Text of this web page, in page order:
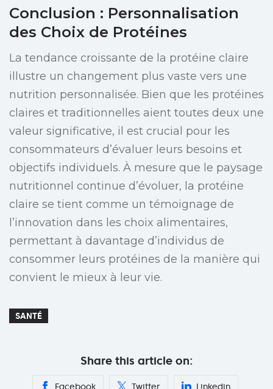
Conclusion : Personnalisation
des Choix de Protéines
La tendance croissante de la protéine claire
illustre un changement plus vaste vers une
nutrition personnalisée. Bien que les protéines
claires et traditionnelles aient toutes deux une
valeur significative, il est crucial pour les
consommateurs d’évaluer leurs besoins et
objectifs individuels. À mesure que le paysage
nutritionnel continue d’évoluer, la protéine
claire se tient comme un témoignage de
l’innovation dans les choix alimentaires,
permettant à davantage d’individus de
consommer leurs protéines de la manière qui
convient le mieux à leur vie.
SANTÉ
Share this article on:
Facebook Twitter Linkedin